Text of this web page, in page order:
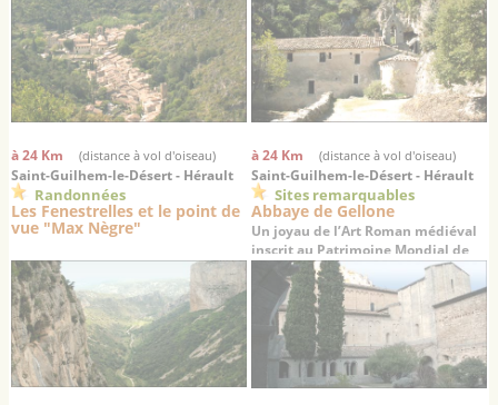
à 24 Km (distance à vol d'oiseau)
Saint-Guilhem-le-Désert - Hérault
Randonnées
Les Fenestrelles et le point de
vue "Max Nègre"
à 24 Km (distance à vol d'oiseau)
Saint-Guilhem-le-Désert - Hérault
Sites remarquables
Abbaye de Gellone
Un joyau de l’Art Roman médiéval
inscrit au Patrimoine Mondial de
l’UNESCO